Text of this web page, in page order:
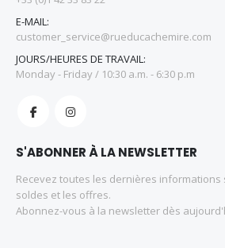
E-MAIL:
customer_service@rueducachemire.com
JOURS/HEURES DE TRAVAIL:
Monday - Friday / 10:30 a.m. - 6:30 p.m
S'ABONNER À LA NEWSLETTER
Recevez toutes les dernières informations
soldes et les offres.
Abonnez-vous à la newsletter dès